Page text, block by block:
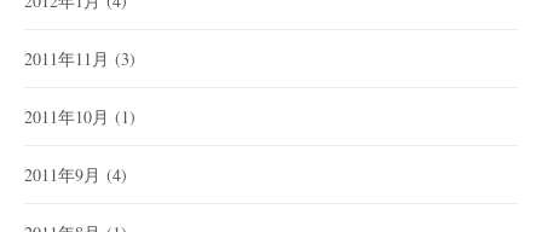
2011年11月 (3)
2011年10月 (1)
2011年9月 (4)